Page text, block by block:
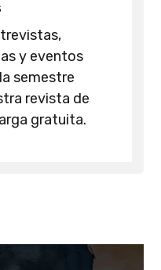
y eventos
semestre
revista de
gratuita.